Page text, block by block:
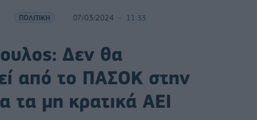
ΠΟΛΙΤΙΚΗ 07/03/2024 11:33
Δεν θα
από το ΠΑΣΟΚ στην
τα μη κρατικά ΑΕΙ